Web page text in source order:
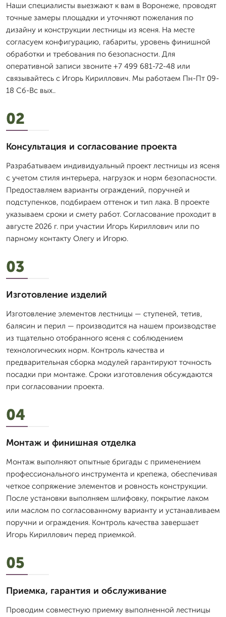
Наши специалисты выезжают к вам в Воронеже, проводят
точные замеры площадки и уточняют пожелания по
дизайну и конструкции лестницы из ясеня. На месте
согласуем конфигурацию, габариты, уровень финишной
обработки и требования по безопасности. Для
оперативной записи звоните +7 499 681-72-48 или
связывайтесь с Игорь Кириллович. Мы работаем Пн-Пт 09-
18 Сб-Вс вых..
02
Консультация и согласование проекта
Разрабатываем индивидуальный проект лестницы из ясеня
с учетом стиля интерьера, нагрузок и норм безопасности.
Предоставляем варианты ограждений, поручней и
подступенков, подбираем оттенок и тип лака. В проекте
указываем сроки и смету работ. Согласование проходит в
августе 2026 г. при участии Игорь Кириллович или по
парному контакту Олегу и Игорю.
03
Изготовление изделий
Изготовление элементов лестницы — ступеней, тетив,
балясин и перил — производится на нашем производстве
из тщательно отобранного ясеня с соблюдением
технологических норм. Контроль качества и
предварительная сборка модулей гарантируют точность
посадки при монтаже. Сроки изготовления обсуждаются
при согласовании проекта.
04
Монтаж и финишная отделка
Монтаж выполняют опытные бригады с применением
профессионального инструмента и крепежа, обеспечивая
четкое сопряжение элементов и ровность конструкции.
После установки выполняем шлифовку, покрытие лаком
или маслом по согласованному варианту и устанавливаем
поручни и ограждения. Контроль качества завершает
Игорь Кириллович перед приемкой.
05
Приемка, гарантия и обслуживание
Проводим совместную приемку выполненной лестницы